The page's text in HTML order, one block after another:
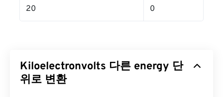
20 0
Kiloelectronvolts 다른 energy 단
위로 변환